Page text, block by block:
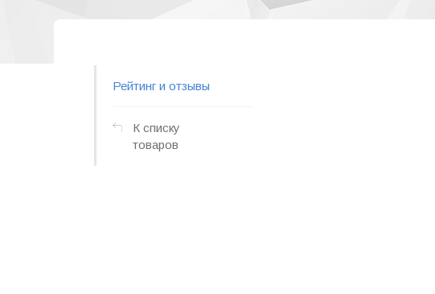
Рейтинг и отзывы
К списку
товаров